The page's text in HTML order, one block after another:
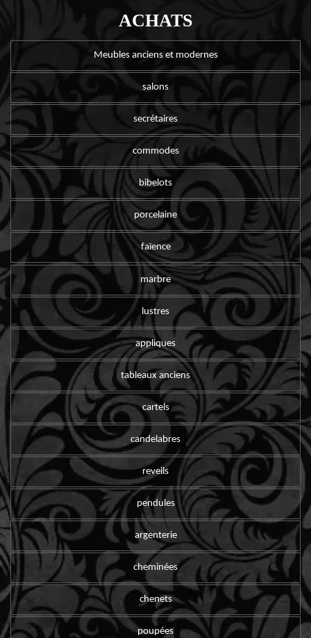
ACHATS
Meubles anciens et modernes
salons
secrétaires
commodes
bibelots
porcelaine
faïence
marbre
lustres
appliques
tableaux anciens
cartels
candelabres
reveils
pendules
argenterie
cheminées
chenets
poupées